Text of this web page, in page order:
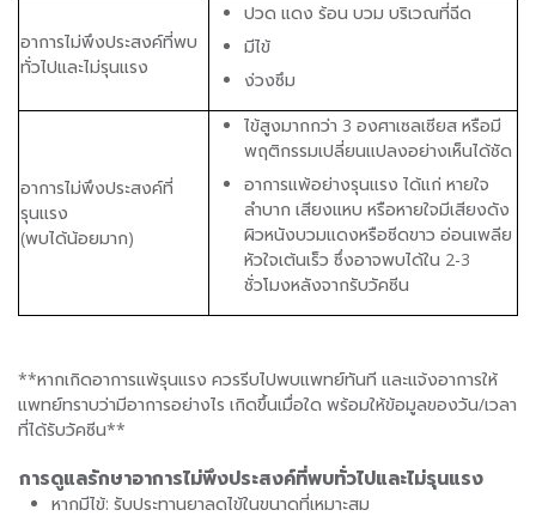
อาการไม่พึงประสงค์ที่พบ
ทั่วไปและไม่รุนแรง
ปวด แดง ร้อน บวม บริเวณที่ฉีด
มีไข้
ง่วงซึม
อาการไม่พึงประสงค์ที่
รุนแรง
(พบได้น้อยมาก)
ไข้สูงมากกว่า 3 องศาเซลเซียส หรือมี
พฤติกรรมเปลี่ยนแปลงอย่างเห็นได้ชัด
อาการแพ้อย่างรุนแรง ได้แก่ หายใจ
ลำบาก เสียงแหบ หรือหายใจมีเสียงดัง
ผิวหนังบวมแดงหรือซีดขาว อ่อนเพลีย
หัวใจเต้นเร็ว ซึ่งอาจพบได้ใน 2-3
ชั่วโมงหลังจากรับวัคซีน
**หากเกิดอาการแพ้รุนแรง ควรรีบไปพบแพทย์ทันที และแจ้งอาการให้
แพทย์ทราบว่ามีอาการอย่างไร เกิดขึ้นเมื่อใด พร้อมให้ข้อมูลของวัน/เวลา
ที่ได้รับวัคซีน**
การดูแลรักษาอาการไม่พึงประสงค์ที่พบทั่วไปและไม่รุนแรง
หากมีไข้: รับประทานยาลดไข้ในขนาดที่เหมาะสม